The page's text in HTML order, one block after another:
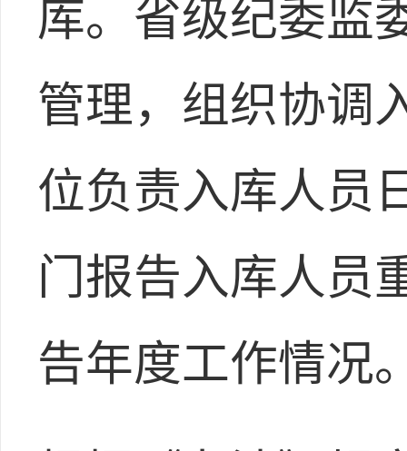
库。省级纪委监
管理，组织协调
位负责入库人员
门报告入库人员
告年度工作情况